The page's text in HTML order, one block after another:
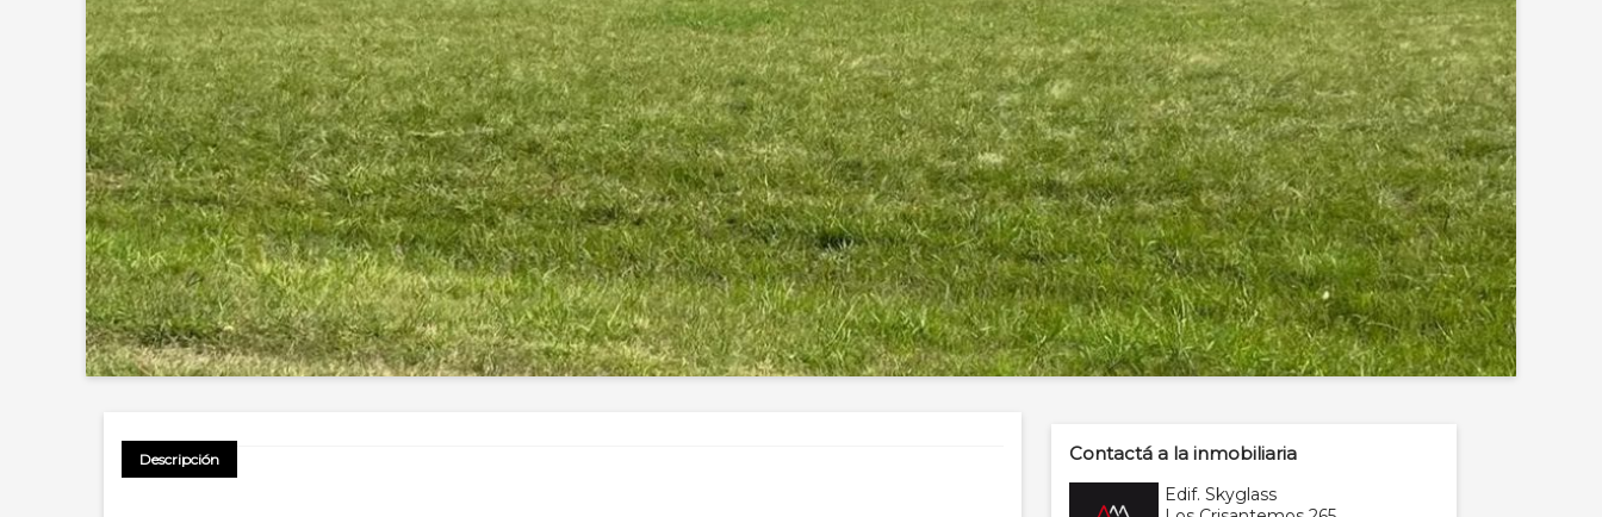
Descripción Contactá a la inmobiliaria
Edif. Skyglass